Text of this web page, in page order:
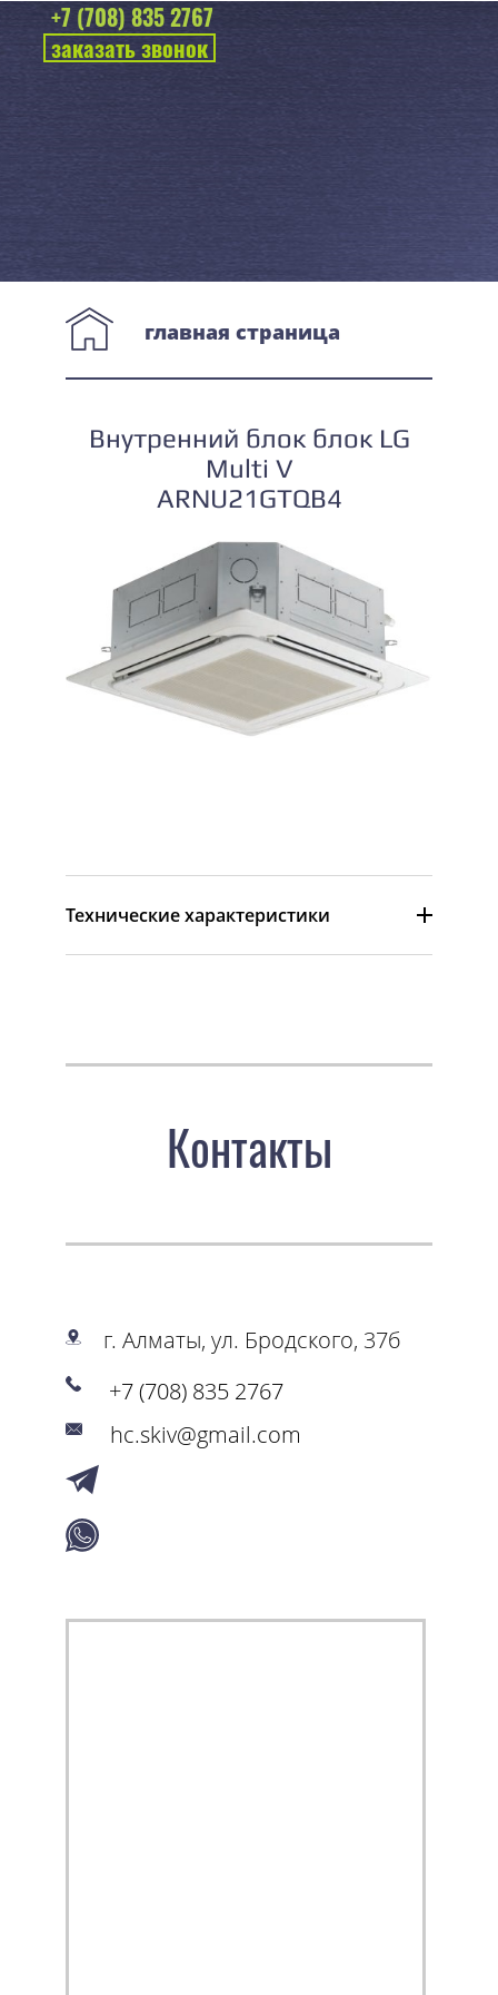
+7 (708) 835 2767
заказать звонок
главная страница
Внутренний блок блок LG
Multi V
ARNU21GTQB4
Технические характеристики
Контакты
г. Алматы, ул. Бродского, 37б
+7 (708) 835 2767
hc.skiv@gmail.com